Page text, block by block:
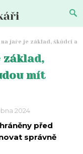
jaře je základ, škůdci a
základ,
mít
2024
před
správně